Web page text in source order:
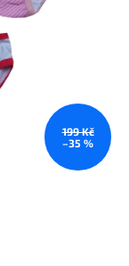
199 Kč
–35 %